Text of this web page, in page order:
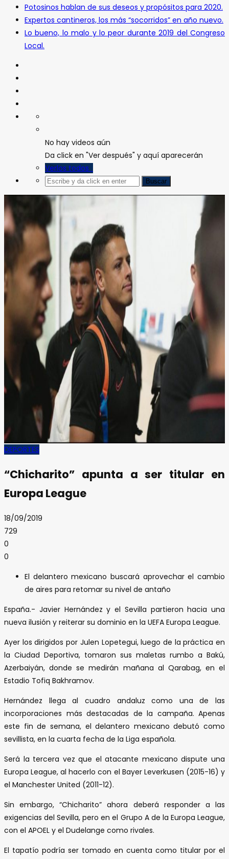
Potosinos hablan de sus deseos y propósitos para 2020.
Expertos cantineros, los más “socorridos” en año nuevo.
Lo bueno, lo malo y lo peor durante 2019 del Congreso
Local.
No hay videos aún
Da click en "Ver después" y aquí aparecerán
Verlos todos
DEPORTES
“Chicharito” apunta a ser titular en
Europa League
18/09/2019
729
0
0
El delantero mexicano buscará aprovechar el cambio
de aires para retomar su nivel de antaño
España.- Javier Hernández y el Sevilla partieron hacia una
nueva ilusión y reiterar su dominio en la UEFA Europa League.
Ayer los dirigidos por Julen Lopetegui, luego de la práctica en
la Ciudad Deportiva, tomaron sus maletas rumbo a Bakú,
Azerbaiyán, donde se medirán mañana al Qarabag, en el
Estadio Tofiq Bakhramov.
Hernández llega al cuadro andaluz como una de las
incorporaciones más destacadas de la campaña. Apenas
este fin de semana, el delantero mexicano debutó como
sevillista, en la cuarta fecha de la Liga española.
Será la tercera vez que el atacante mexicano dispute una
Europa League, al hacerlo con el Bayer Leverkusen (2015-16) y
el Manchester United (2011-12).
Sin embargo, “Chicharito” ahora deberá responder a las
exigencias del Sevilla, pero en el Grupo A de la Europa League,
con el APOEL y el Dudelange como rivales.
El tapatío podría ser tomado en cuenta como titular por el